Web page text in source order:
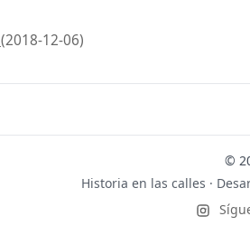
(2018-12-06)
©
Historia en las calles ·